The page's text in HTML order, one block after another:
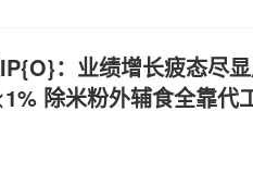
：业绩增长疲态尽
除米粉外辅食全靠代